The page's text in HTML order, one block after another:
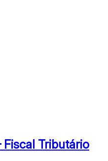
Fiscal Tributário